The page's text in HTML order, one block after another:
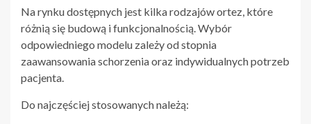
Na rynku dostępnych jest kilka rodzajów ortez, które
różnią się budową i funkcjonalnością. Wybór
odpowiedniego modelu zależy od stopnia
zaawansowania schorzenia oraz indywidualnych potrzeb
pacjenta.
Do najczęściej stosowanych należą: